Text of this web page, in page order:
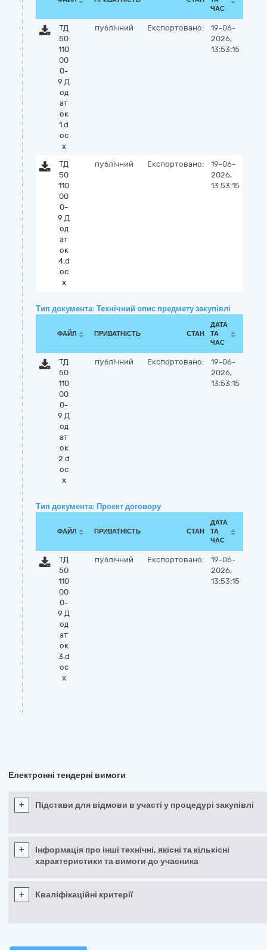
ЧАС
ТД
50
110
00
0-
9 Д
од
ат
ок
1.d
oc
x
публічний Експортовано:
19-06-
2026,
13:53:15
ТД
50
110
00
0-
9 Д
од
ат
ок
4.d
oc
x
публічний Експортовано:
19-06-
2026,
13:53:15
Тип документа: Технічний опис предмету закупівлі
ФАЙЛ ПРИВАТНІСТЬ СТАН
ДАТА
ТА
ЧАС
ТД
50
110
00
0-
9 Д
од
ат
ок
2.d
oc
x
публічний Експортовано:
19-06-
2026,
13:53:15
Тип документа: Проект договору
ФАЙЛ ПРИВАТНІСТЬ СТАН
ДАТА
ТА
ЧАС
ТД
50
110
00
0-
9 Д
од
ат
ок
3.d
oc
x
публічний Експортовано:
19-06-
2026,
13:53:15
Електронні тендерні вимоги
+ Підстави для відмови в участі у процедурі закупівлі
+
Інформація про інші технічні, якісні та кількісні
характеристики та вимоги до учасника
+ Кваліфікаційні критерії